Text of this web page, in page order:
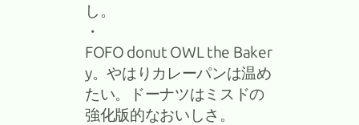
し。
・
FOFO donut OWL the Baker
y。やはりカレーパンは温め
たい。ドーナツはミスドの
強化版的なおいしさ。